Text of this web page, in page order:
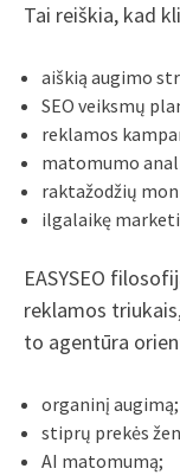
Tai reiškia, kad
aiškią augimo
SEO veiksmų
reklamos
matomumo
raktažodžių
ilgalaikę
EASYSEO
reklamos
to agentūra
organinį augimą;
stiprų prekės
AI matomumą;